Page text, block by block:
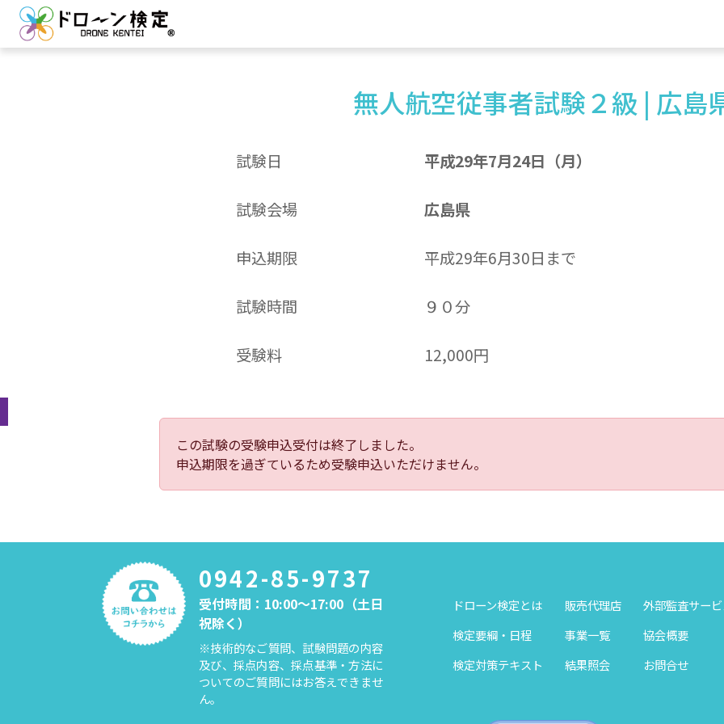
無人航空従事者試験２級 | 広島
試験日 平成29年7月24日（月）
試験会場 広島県
申込期限 平成29年6月30日まで
試験時間 ９０分
受験料 12,000円
この試験の受験申込受付は終了しました。
申込期限を過ぎているため受験申込いただけません。
0942-85-9737
受付時間：10:00～17:00（土日
祝除く）
※技術的なご質問、試験問題の内容
及び、採点内容、採点基準・方法に
ついてのご質問にはお答えできませ
ん。
ドローン検定とは
検定要綱・日程
検定対策テキスト
販売代理店
事業一覧
結果照会
外部監査サー
協会概要
お問合せ